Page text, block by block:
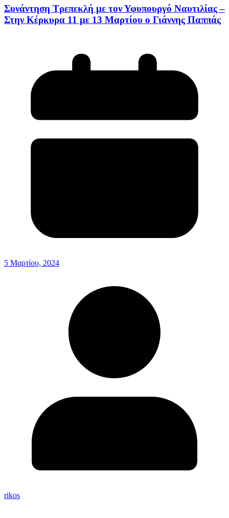
Συνάντηση Τρεπεκλή με τον Υφυπουργό Ναυτιλίας –
Στην Κέρκυρα 11 με 13 Μαρτίου ο Γιάννης Παππάς
5 Μαρτίου, 2024
rikos